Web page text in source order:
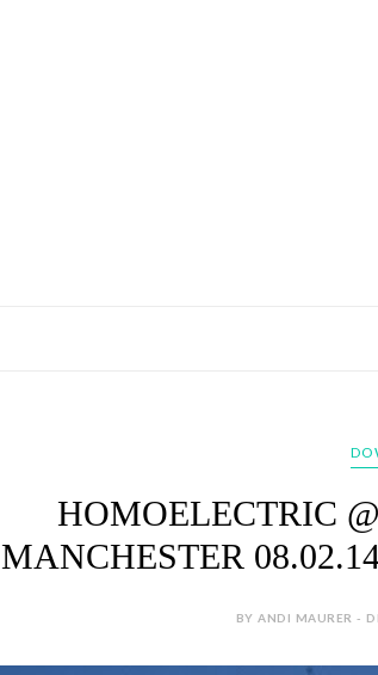
HOMOELECTRIC
MANCHESTER
BY ANDI MAURER -